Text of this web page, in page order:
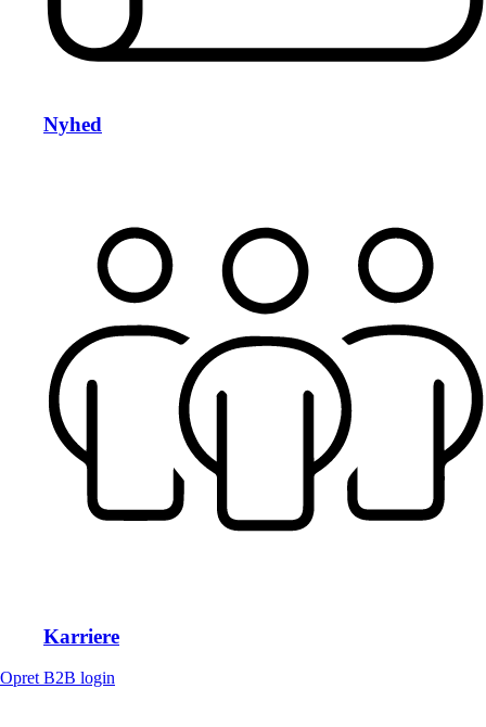
Nyhed
Karriere
Opret B2B login